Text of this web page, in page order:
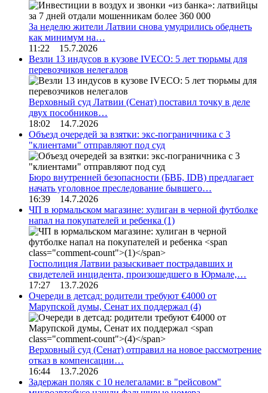
За неделю жители Латвии снова умудрились обеднеть
как минимум на…
11:22 15.7.2026
Везли 13 индусов в кузове IVECO: 5 лет тюрьмы для
перевозчиков нелегалов
Верховный суд Латвии (Сенат) поставил точку в деле
двух пособников…
18:02 14.7.2026
Объезд очередей за взятки: экс-пограничника с 3
"клиентами" отправляют под суд
Бюро внутренней безопасности (БВБ, IDB) предлагает
начать уголовное преследование бывшего…
16:39 14.7.2026
ЧП в юрмальском магазине: хулиган в черной футболке
напал на покупателей и ребенка (1)
Госполиция Латвии разыскивает пострадавших и
свидетелей инцидента, произошедшего в Юрмале,…
17:27 13.7.2026
Очереди в детсад: родители требуют €4000 от
Марупской думы, Сенат их поддержал (4)
Верховный суд (Сенат) отправил на новое рассмотрение
отказ в компенсации…
16:44 13.7.2026
Задержан поляк с 10 нелегалами: в "рейсовом"